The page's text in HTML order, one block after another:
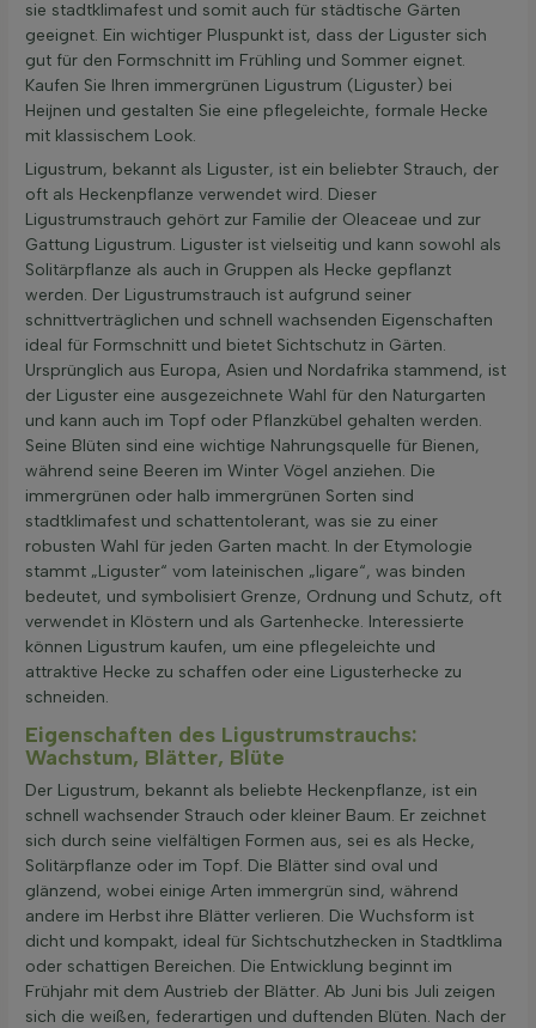
sie stadtklimafest und somit auch für städtische Gärten
geeignet. Ein wichtiger Pluspunkt ist, dass der Liguster sich
gut für den Formschnitt im Frühling und Sommer eignet.
Kaufen Sie Ihren immergrünen Ligustrum (Liguster) bei
Heijnen und gestalten Sie eine pflegeleichte, formale Hecke
mit klassischem Look.
Ligustrum, bekannt als Liguster, ist ein beliebter Strauch, der
oft als Heckenpflanze verwendet wird. Dieser
Ligustrumstrauch gehört zur Familie der Oleaceae und zur
Gattung Ligustrum. Liguster ist vielseitig und kann sowohl als
Solitärpflanze als auch in Gruppen als Hecke gepflanzt
werden. Der Ligustrumstrauch ist aufgrund seiner
schnittverträglichen und schnell wachsenden Eigenschaften
ideal für Formschnitt und bietet Sichtschutz in Gärten.
Ursprünglich aus Europa, Asien und Nordafrika stammend, ist
der Liguster eine ausgezeichnete Wahl für den Naturgarten
und kann auch im Topf oder Pflanzkübel gehalten werden.
Seine Blüten sind eine wichtige Nahrungsquelle für Bienen,
während seine Beeren im Winter Vögel anziehen. Die
immergrünen oder halb immergrünen Sorten sind
stadtklimafest und schattentolerant, was sie zu einer
robusten Wahl für jeden Garten macht. In der Etymologie
stammt „Liguster“ vom lateinischen „ligare“, was binden
bedeutet, und symbolisiert Grenze, Ordnung und Schutz, oft
verwendet in Klöstern und als Gartenhecke. Interessierte
können Ligustrum kaufen, um eine pflegeleichte und
attraktive Hecke zu schaffen oder eine Ligusterhecke zu
schneiden.
Eigenschaften des Ligustrumstrauchs:
Wachstum, Blätter, Blüte
Der Ligustrum, bekannt als beliebte Heckenpflanze, ist ein
schnell wachsender Strauch oder kleiner Baum. Er zeichnet
sich durch seine vielfältigen Formen aus, sei es als Hecke,
Solitärpflanze oder im Topf. Die Blätter sind oval und
glänzend, wobei einige Arten immergrün sind, während
andere im Herbst ihre Blätter verlieren. Die Wuchsform ist
dicht und kompakt, ideal für Sichtschutzhecken in Stadtklima
oder schattigen Bereichen. Die Entwicklung beginnt im
Frühjahr mit dem Austrieb der Blätter. Ab Juni bis Juli zeigen
sich die weißen, federartigen und duftenden Blüten. Nach der